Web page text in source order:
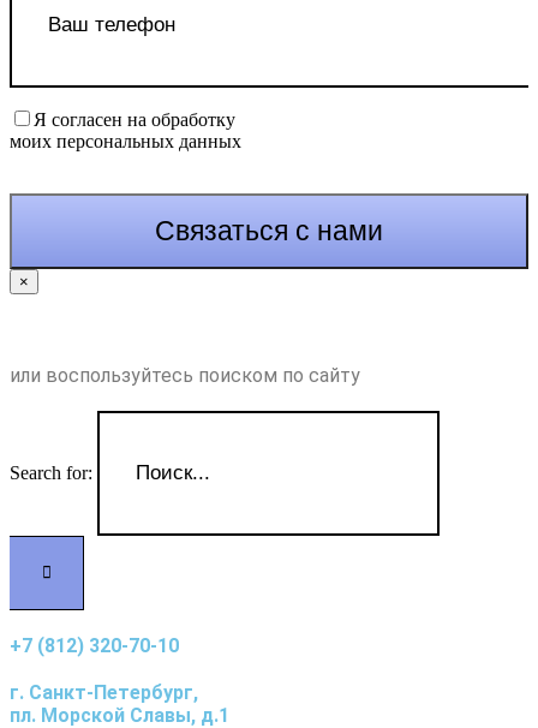
Я согласен на обработку
моих персональных данных
×
или воспользуйтесь поиском по сайту
Search for:
+7 (812) 320-70-10
г. Санкт-Петербург,
пл. Морской Славы, д.1